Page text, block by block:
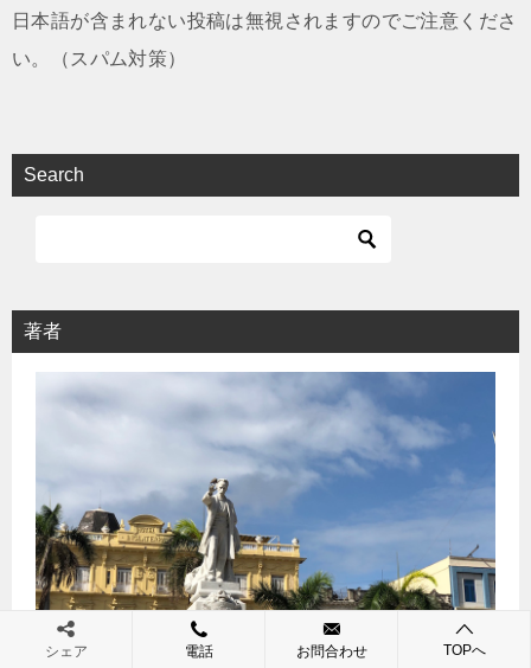
日本語が含まれない投稿は無視されますのでご注意くださ
い。（スパム対策）
Search
著者
シェア 電話 お問合わせ TOPへ